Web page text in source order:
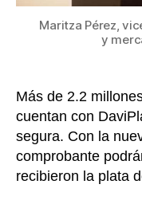
Maritza Pérez,
y
Más de 2.2
cuentan con
segura. Con la
comprobante
recibieron la plata